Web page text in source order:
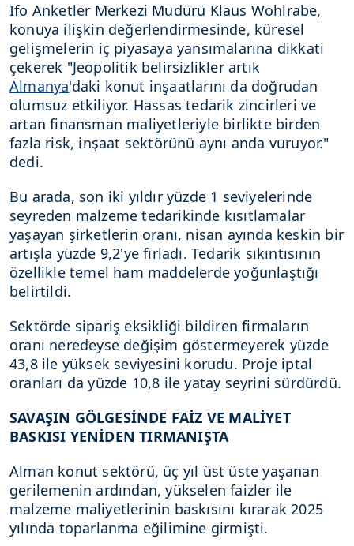
Ifo Anketler Merkezi Müdürü Klaus Wohlrabe,
konuya ilişkin değerlendirmesinde, küresel
gelişmelerin iç piyasaya yansımalarına dikkati
çekerek "Jeopolitik belirsizlikler artık
Almanya'daki konut inşaatlarını da doğrudan
olumsuz etkiliyor. Hassas tedarik zincirleri ve
artan finansman maliyetleriyle birlikte birden
fazla risk, inşaat sektörünü aynı anda vuruyor."
dedi.
Bu arada, son iki yıldır yüzde 1 seviyelerinde
seyreden malzeme tedarikinde kısıtlamalar
yaşayan şirketlerin oranı, nisan ayında keskin bir
artışla yüzde 9,2'ye fırladı. Tedarik sıkıntısının
özellikle temel ham maddelerde yoğunlaştığı
belirtildi.
Sektörde sipariş eksikliği bildiren firmaların
oranı neredeyse değişim göstermeyerek yüzde
43,8 ile yüksek seviyesini korudu. Proje iptal
oranları da yüzde 10,8 ile yatay seyrini sürdürdü.
SAVAŞIN GÖLGESİNDE FAİZ VE MALİYET
BASKISI YENİDEN TIRMANIŞTA
Alman konut sektörü, üç yıl üst üste yaşanan
gerilemenin ardından, yükselen faizler ile
malzeme maliyetlerinin baskısını kırarak 2025
yılında toparlanma eğilimine girmişti.